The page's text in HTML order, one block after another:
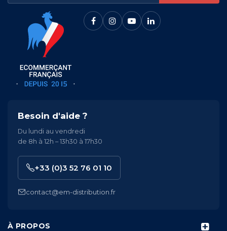
À PROPOS
Besoin d'aide ?
Du lundi au vendredi
de 8h à 12h – 13h30 à 17h30
+33 (0)3 52 76 01 10
contact@em-distribution.fr